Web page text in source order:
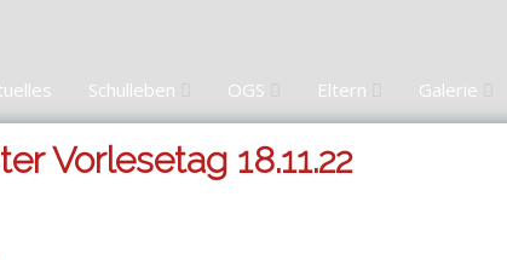
Schulleben OGS Eltern Galerie
Vorlesetag 18.11.22